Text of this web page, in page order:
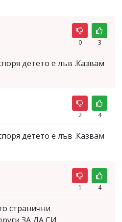
0 3
детето е лъв .Казвам
2 4
детето е лъв .Казвам
1 4
странични